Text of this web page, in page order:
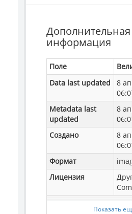
Дополнительная
информация
Поле
Data last updated
8
Metadata last
updated
8
Создано
8
Формат
Лицензия
Показать